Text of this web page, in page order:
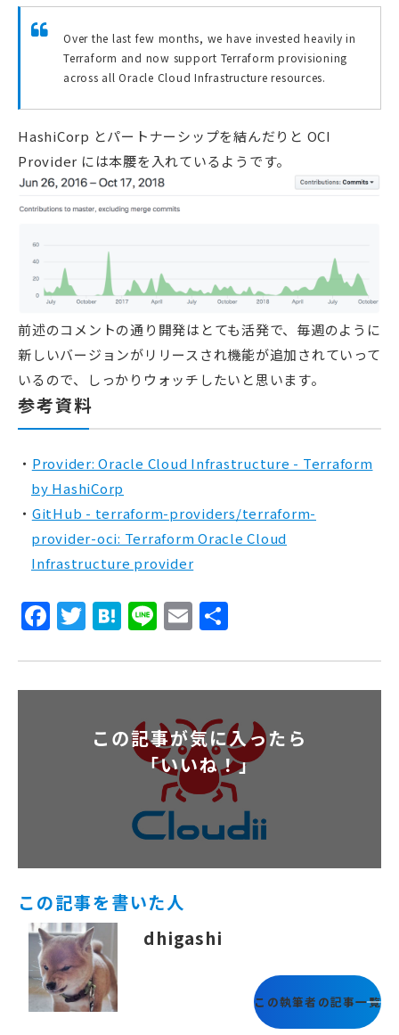
Over the last few months, we have invested heavily in
Terraform and now support Terraform provisioning
across all Oracle Cloud Infrastructure resources.
HashiCorp とパートナーシップを結んだりと OCI
Provider には本腰を入れているようです。
前述のコメントの通り開発はとても活発で、毎週のように
新しいバージョンがリリースされ機能が追加されていって
いるので、しっかりウォッチしたいと思います。
参考資料
Provider: Oracle Cloud Infrastructure - Terraform
by HashiCorp
GitHub - terraform-providers/terraform-
provider-oci: Terraform Oracle Cloud
Infrastructure provider
Facebook
Twitter
Hatena
LineEmail
この記事が気に入ったら
「いいね！」
この記事を書いた人
dhigashi
この執筆者の記事一覧